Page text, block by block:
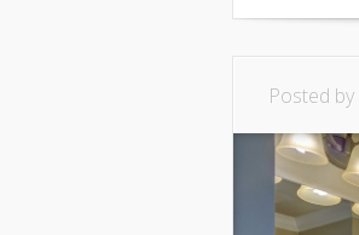
Posted by